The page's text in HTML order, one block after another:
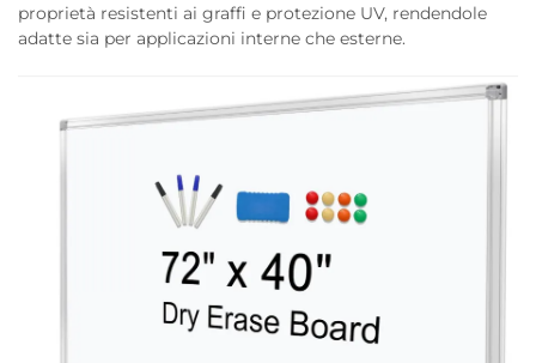
proprietà resistenti ai graffi e protezione UV, rendendole
adatte sia per applicazioni interne che esterne.